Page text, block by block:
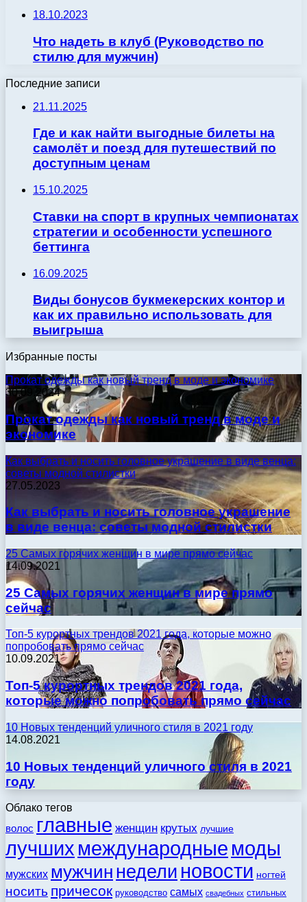
18.10.2023
Что надеть в клуб (Руководство по
стилю для мужчин)
Последние записи
21.11.2025
Где и как найти выгодные билеты на
самолёт и поезд для путешествий по
доступным ценам
15.10.2025
Ставки на спорт в крупных чемпионатах
стратегии и особенности успешного
беттинга
16.09.2025
Виды бонусов букмекерских контор и
как их правильно использовать для
выигрыша
Избранные посты
Прокат одежды как новый тренд в моде и экономике
30.09.2024
Прокат одежды как новый тренд в моде и
экономике
Как выбрать и носить головное украшение в виде венца:
советы модной стилистки
27.05.2023
Как выбрать и носить головное украшение
в виде венца: советы модной стилистки
25 Самых горячих женщин в мире прямо сейчас
14.09.2021
25 Самых горячих женщин в мире прямо
сейчас
Топ-5 курортных трендов 2021 года, которые можно
попробовать прямо сейчас
10.09.2021
Топ-5 курортных трендов 2021 года,
которые можно попробовать прямо сейчас
10 Новых тенденций уличного стиля в 2021 году
14.08.2021
10 Новых тенденций уличного стиля в 2021
году
Облако тегов
волос главные женщин крутых лучшие
лучших международные моды
мужских мужчин недели новости ногтей
носить причесок руководство самых свадебных стильных